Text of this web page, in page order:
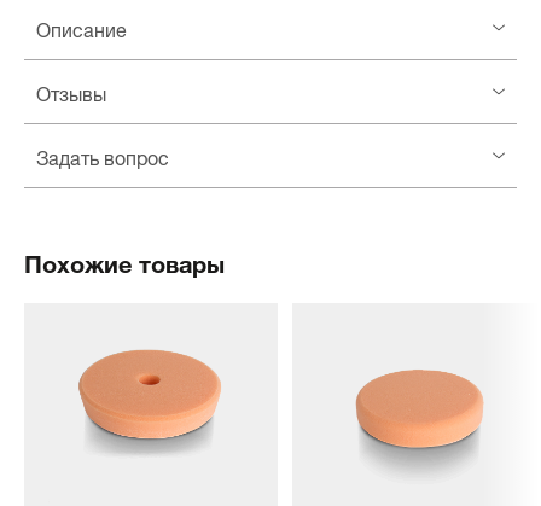
Описание
Отзывы
Задать вопрос
Похожие товары